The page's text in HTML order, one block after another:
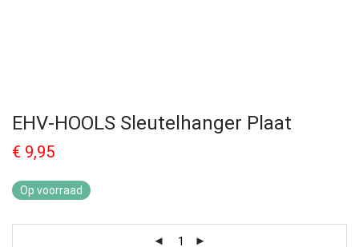
EHV-HOOLS Sleutelhanger Plaat
€ 9,95
Op voorraad